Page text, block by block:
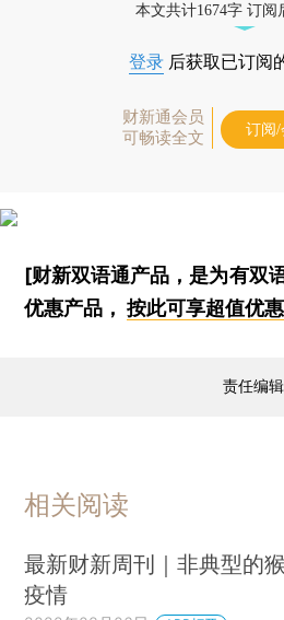
本文共计1674字 订阅
登录 后获取已订阅
财新通会员
可畅读全文
订阅/
[财新双语通产品，是为有双
优惠产品，按此可享超值优
责任编
相关阅读
最新财新周刊｜非典型的
疫情